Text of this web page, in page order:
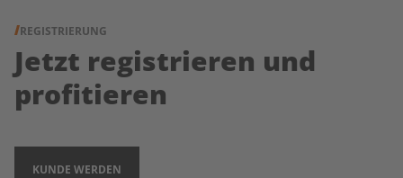
REGISTRIERUNG
Jetzt registrieren und
profitieren
KUNDE WERDEN